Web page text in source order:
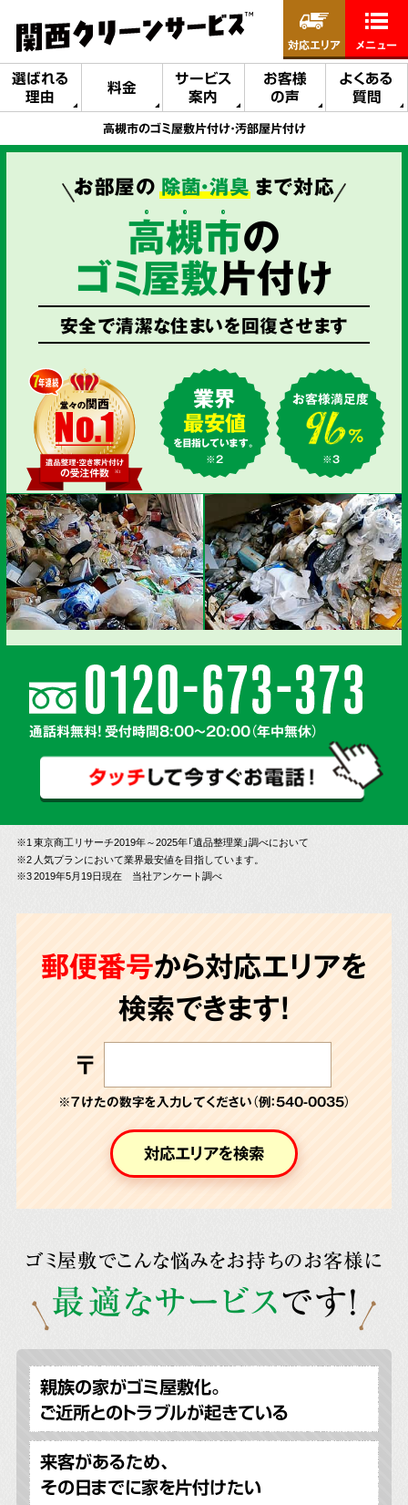
選ばれる
理由
料金
サービス
案内
お客様
の声
よくある
質問
対応エリア メニュー
高槻市のゴミ屋敷片付け・汚部屋片付け
お部屋の 除菌・消臭まで対応
高槻市の
ゴミ屋敷片付け
安全で清潔な住まいを回復させます
業界
最安値
を目指しています。
※2
お客様満足度
※3
通話料無料! 受付時間8:00～20:00（年中無休）
※1 東京商工リサーチ2019年～2025年「遺品整理業」調べにおいて
※2 人気プランにおいて業界最安値を目指しています。
※3 2019年5月19日現在 当社アンケート調べ
郵便番号から対応エリアを
検索できます!
〒
※７けたの数字を入力してください（例：540-0035）
対応エリアを検索
ゴミ屋敷でこんな悩みをお持ちのお客様に
最適なサービスです!
親族の家がゴミ屋敷化。
ご近所とのトラブルが起きている
来客があるため、
その日までに家を片付けたい